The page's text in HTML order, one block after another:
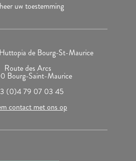
uw toestemming
de Bourg-St-Maurice
Route des Arcs
Bourg-Saint-Maurice
(0)4 79 07 03 45
contact met ons op